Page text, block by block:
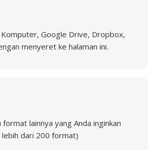
Google Drive, Dropbox,
menyeret ke halaman ini.
format lainnya yang Anda inginkan
lebih dari 200 format)